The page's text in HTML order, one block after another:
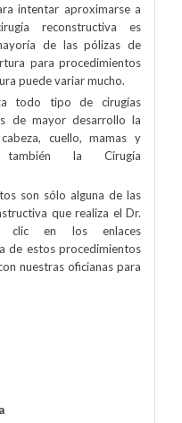
intentar aproximarse a
reconstructiva es
de las pólizas de
para procedimientos
puede variar mucho.
todo tipo de cirugías
de mayor desarrollo la
cuello, mamas y
la Cirugía
son sólo alguna de las
que realiza el Dr.
clic en los enlaces
de estos procedimientos
nuestras oficianas para